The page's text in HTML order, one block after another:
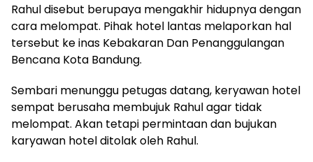
Rahul disebut berupaya mengakhir hidupnya dengan
cara melompat. Pihak hotel lantas melaporkan hal
tersebut ke inas Kebakaran Dan Penanggulangan
Bencana Kota Bandung.
Sembari menunggu petugas datang, keryawan hotel
sempat berusaha membujuk Rahul agar tidak
melompat. Akan tetapi permintaan dan bujukan
karyawan hotel ditolak oleh Rahul.